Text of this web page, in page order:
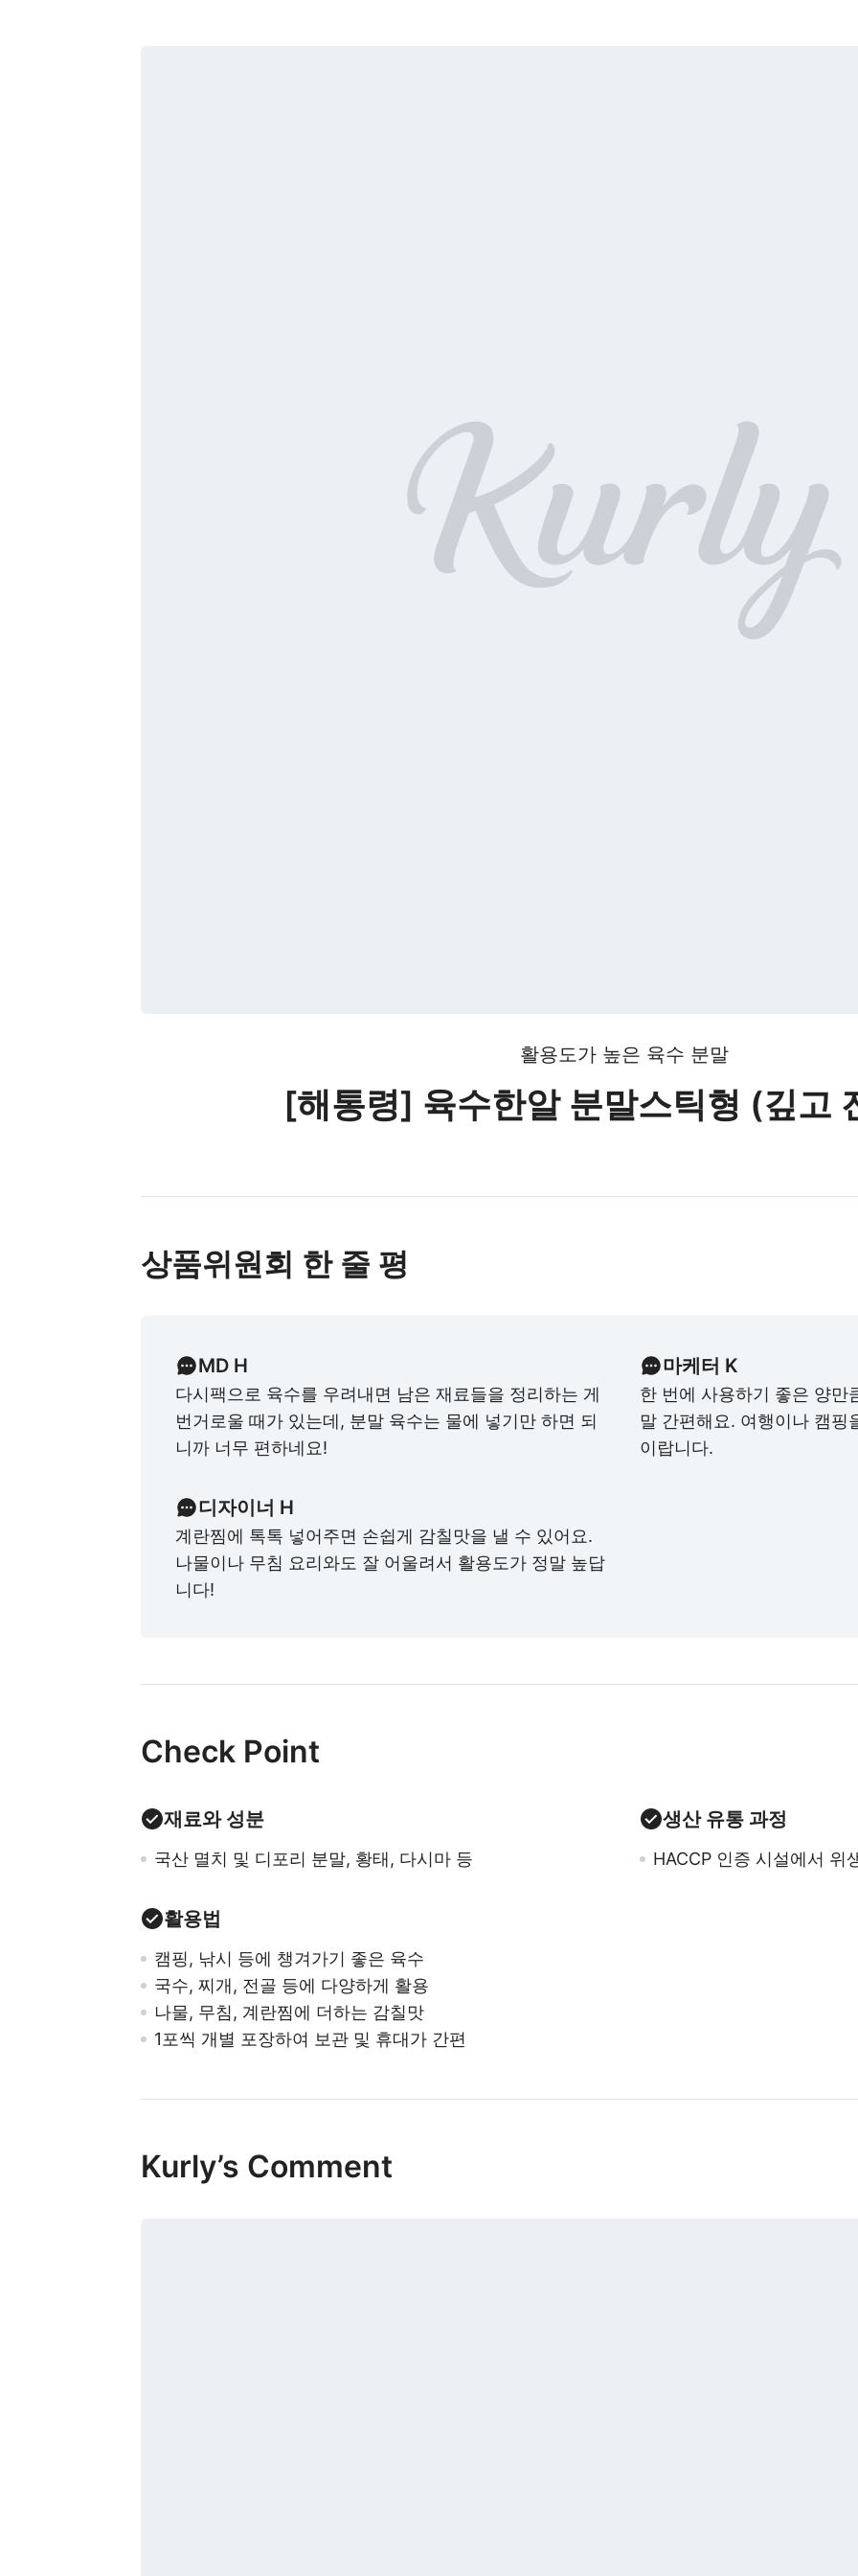
활용도가 높은 육수 분말
[해통령] 육수한알 분말스틱형 (깊고
상품위원회 한 줄 평
MD H
다시팩으로 육수를 우려내면 남은 재료들을 정리하는 게
번거로울 때가 있는데, 분말 육수는 물에 넣기만 하면 되
니까 너무 편하네요!
마케터 K
한 번에 사용하기 좋은 양만
말 간편해요. 여행이나 캠핑
이랍니다.
디자이너 H
계란찜에 톡톡 넣어주면 손쉽게 감칠맛을 낼 수 있어요.
나물이나 무침 요리와도 잘 어울려서 활용도가 정말 높답
니다!
Check Point
재료와 성분
국산 멸치 및 디포리 분말, 황태, 다시마 등
생산 유통 과정
HACCP 인증 시설에서 위
활용법
캠핑, 낚시 등에 챙겨가기 좋은 육수
국수, 찌개, 전골 등에 다양하게 활용
나물, 무침, 계란찜에 더하는 감칠맛
1포씩 개별 포장하여 보관 및 휴대가 간편
Kurly’s Comment